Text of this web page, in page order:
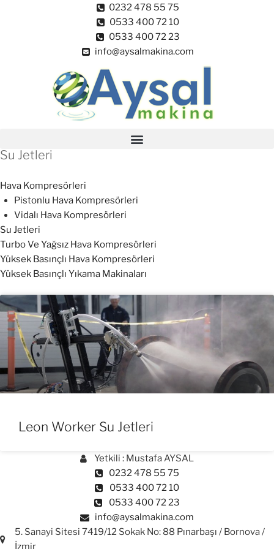
0232 478 55 75
0533 400 72 10
0533 400 72 23
info@aysalmakina.com
Su Jetleri
Hava Kompresörleri
Pistonlu Hava Kompresörleri
Vidalı Hava Kompresörleri
Su Jetleri
Turbo Ve Yağsız Hava Kompresörleri
Yüksek Basınçlı Hava Kompresörleri
Yüksek Basınçlı Yıkama Makinaları
Leon Worker Su Jetleri
Yetkili : Mustafa AYSAL
0232 478 55 75
0533 400 72 10
0533 400 72 23
info@aysalmakina.com
5. Sanayi Sitesi 7419/12 Sokak No: 88 Pınarbaşı / Bornova /
İzmir